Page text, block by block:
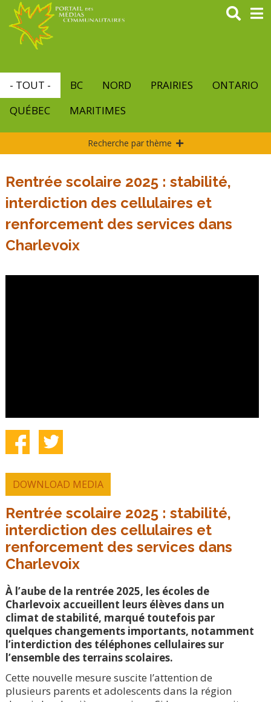
Aller
contenu
principal
- TOUT - BC NORD PRAIRIES
ONTARIO
QUÉBEC
MARITIMES
Recherche par thème
Rentrée scolaire 2025 : stabilité,
interdiction des cellulaires et
renforcement des services dans
Charlevoix
DOWNLOAD MEDIA
Rentrée scolaire 2025 : stabilité,
interdiction des cellulaires et
renforcement des services dans
Charlevoix
À l’aube de la rentrée 2025, les écoles de
Charlevoix accueillent leurs élèves dans un
climat de stabilité, marqué toutefois par
quelques changements importants, notamment
l’interdiction des téléphones cellulaires sur
l’ensemble des terrains scolaires.
Cette nouvelle mesure suscite l’attention de
plusieurs parents et adolescents dans la région